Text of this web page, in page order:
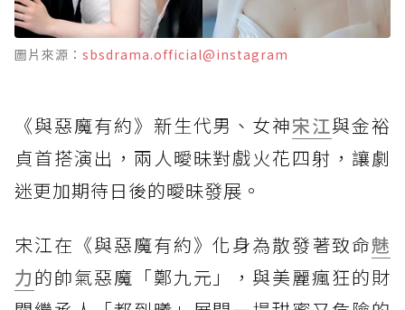
圖片來源： sbsdrama.official@instagram
《與惡魔有約》新生代男、女神宋江與金裕
貞首搭演出，兩人曖昧對戲火花四射，讓劇
迷更加期待日後的曖昧發展。
宋江在《與惡魔有約》化身為散發著致命魅
力的帥氣惡魔「鄭九元」，與美麗瘋狂的財